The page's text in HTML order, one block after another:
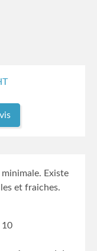
Existe
et fraiches.
10